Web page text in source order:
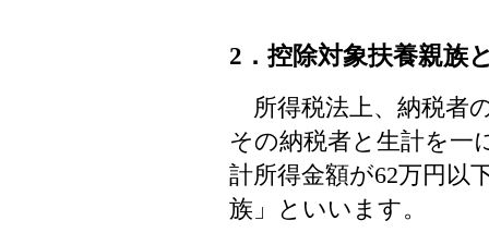
2．控除対象扶養親族
所得税法上、納税者
その納税者と生計を一
計所得金額が62万円以
族」といいます。